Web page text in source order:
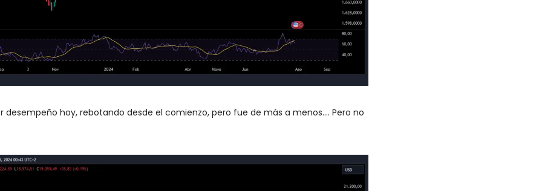
desempeño hoy, rebotando desde el comienzo, pero fue de más a menos…. Pero no